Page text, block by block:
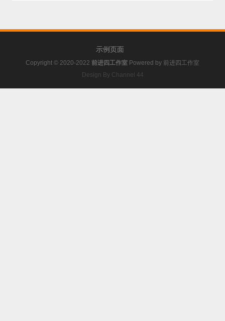
示例页面
Copyright © 2020-2022 前进四工作室 Powered by 前进四工作室
Design By Channel 44